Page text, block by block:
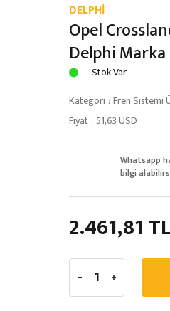
DELPHİ
Opel
Delphi Marka
Stok Var
Kategori Fren Sistemi
Fiyat 51,63 USD
Whatsapp
bilgi
2.461,81 TL